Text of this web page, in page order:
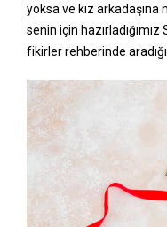
yoksa ve kız arkadaşına
senin için
fikirler rehberinde